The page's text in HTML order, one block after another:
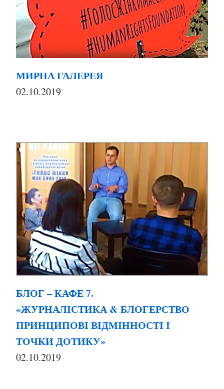
МИРНА ГАЛЕРЕЯ
02.10.2019
БЛОГ – КАФЕ 7.
«ЖУРНАЛІСТИКА & БЛОГЕРСТВО
ПРИНЦИПОВІ ВІДМІННОСТІ І
ТОЧКИ ДОТИКУ»
02.10.2019